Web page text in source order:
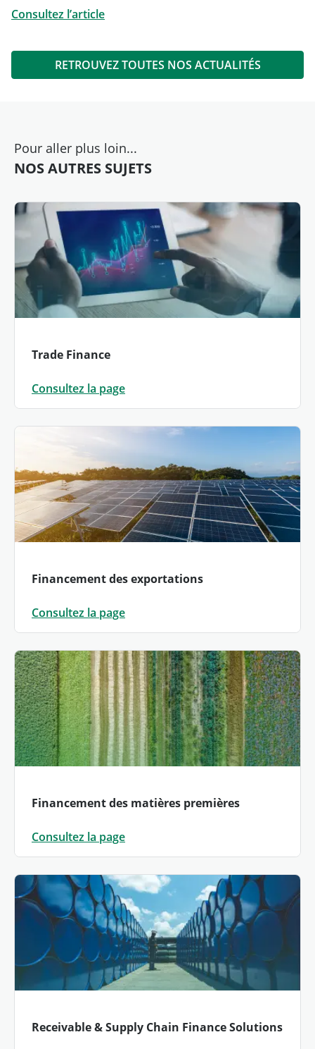
Consultez l’article
RETROUVEZ TOUTES NOS ACTUALITÉS
Pour aller plus loin...
NOS AUTRES SUJETS
Trade Finance
Consultez la page
Financement des exportations
Consultez la page
Financement des matières premières
Consultez la page
Receivable & Supply Chain Finance Solutions